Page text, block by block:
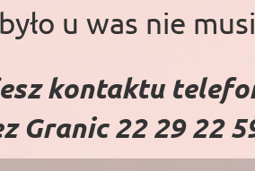
u was nie
kontaktu
Granic 22 29 22